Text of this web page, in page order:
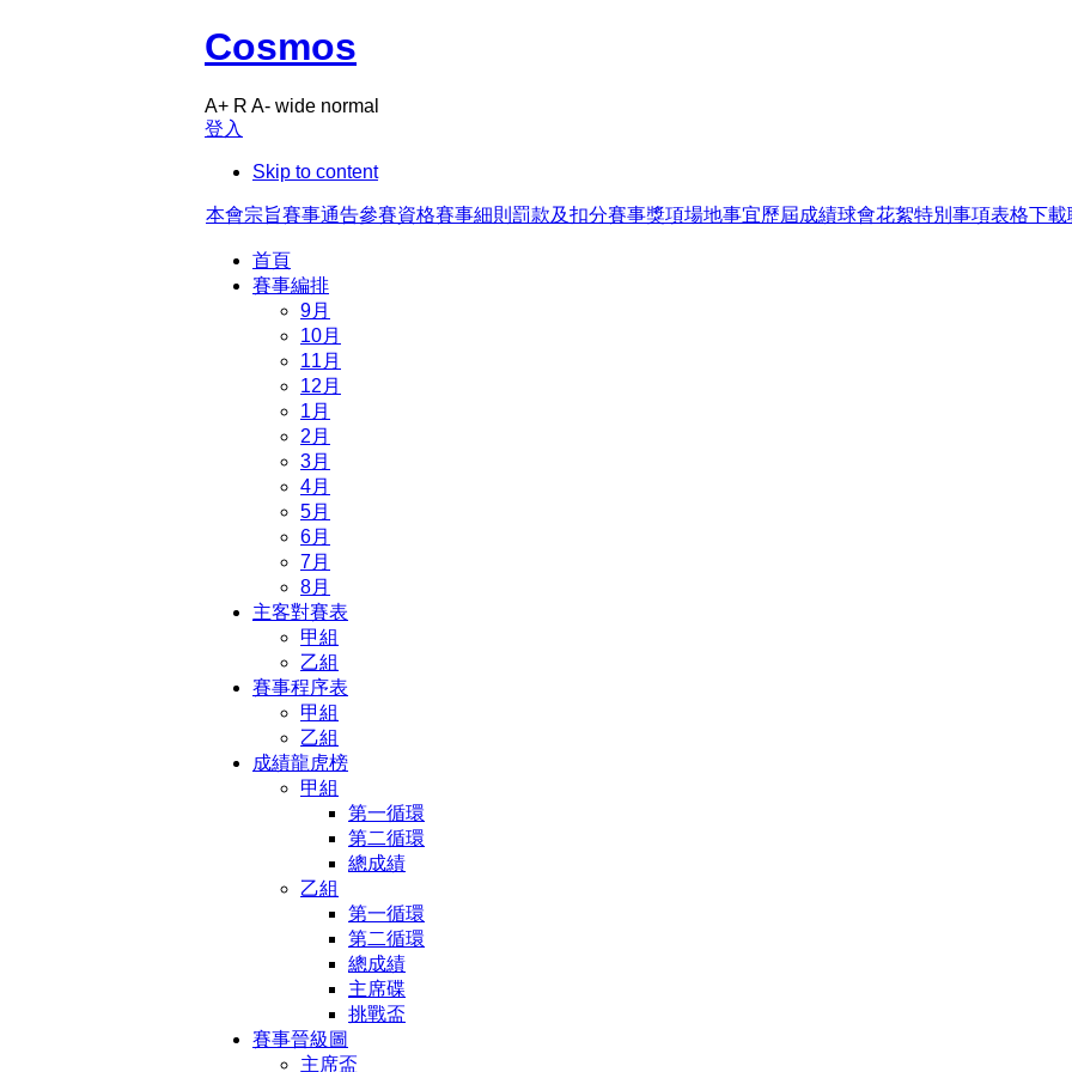
Cosmos
A+ R A- wide normal
登入
Skip to content
本會宗旨賽事通告參賽資格賽事細則 罰款及扣分賽事獎項場地事宜歷屆成績球會花絮特別事項表格下載
首頁
賽事編排
9月
10月
11月
12月
1月
2月
3月
4月
5月
6月
7月
8月
主客對賽表
甲組
乙組
賽事程序表
甲組
乙組
成績龍虎榜
甲組
第一循環
第二循環
總成績
乙組
第一循環
第二循環
總成績
主席碟
挑戰盃
賽事晉級圖
主席盃